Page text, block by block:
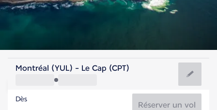
Afrique Du Sud
Le Cap
Afrique Du Sud
Montréal (YUL) - Le Cap (CPT)
Dès
Réserver un vol